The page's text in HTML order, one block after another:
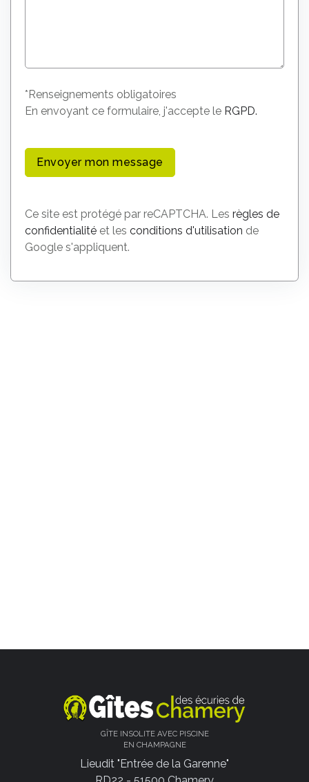
*Renseignements obligatoires
En envoyant ce formulaire, j'accepte le RGPD.
Ce site est protégé par reCAPTCHA. Les règles de
confidentialité et les conditions d'utilisation de
Google s'appliquent.
GÎTE INSOLITE AVEC PISCINE
EN CHAMPAGNE
Lieudit "Entrée de la Garenne"